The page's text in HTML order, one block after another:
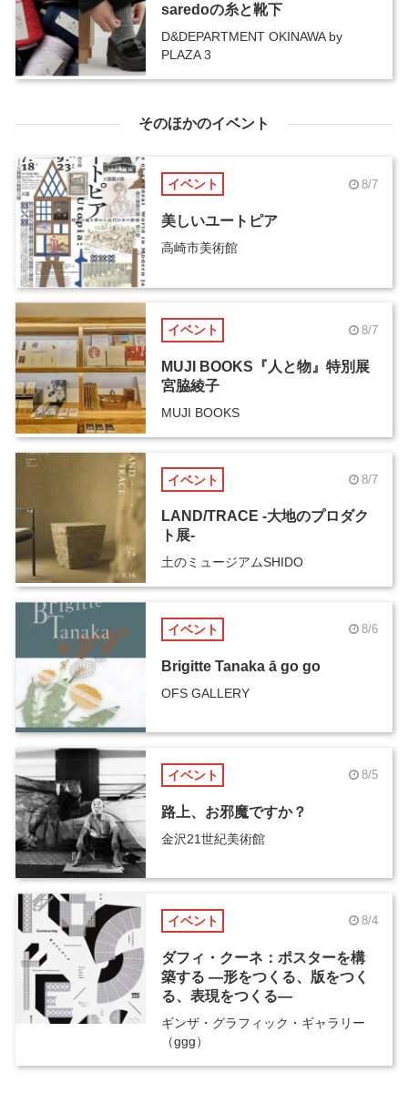
saredoの糸と靴下
D&DEPARTMENT OKINAWA by
PLAZA 3
そのほかのイベント
イベント 8/7
美しいユートピア
高崎市美術館
イベント 8/7
MUJI BOOKS『人と物』特別展
宮脇綾子
MUJI BOOKS
イベント 8/7
LAND/TRACE -大地のプロダク
ト展-
土のミュージアムSHIDO
イベント 8/6
Brigitte Tanaka ā go go
OFS GALLERY
イベント 8/5
路上、お邪魔ですか？
金沢21世紀美術館
イベント 8/4
ダフィ・クーネ：ポスターを構
築する ―形をつくる、版をつく
る、表現をつくる―
ギンザ・グラフィック・ギャラリー
（ggg）